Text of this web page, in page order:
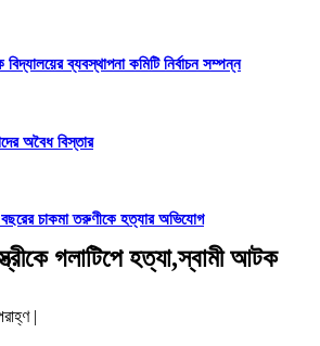
ব্যবস্থাপনা কমিটি নির্বাচন সম্পন্ন
অবৈধ বিস্তার
বছরের চাকমা তরুণীকে হত্যার অভিযোগ
গলাটিপে হত্যা,স্বামী আটক
|